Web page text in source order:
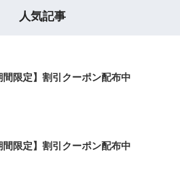
人気記事
間限定】割引クーポン配布中
間限定】割引クーポン配布中